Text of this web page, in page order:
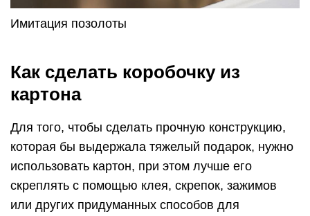
Имитация позолоты
Как сделать коробочку из
картона
Для того, чтобы сделать прочную конструкцию,
которая бы выдержала тяжелый подарок, нужно
использовать картон, при этом лучше его
скреплять с помощью клея, скрепок, зажимов
или других придуманных способов для